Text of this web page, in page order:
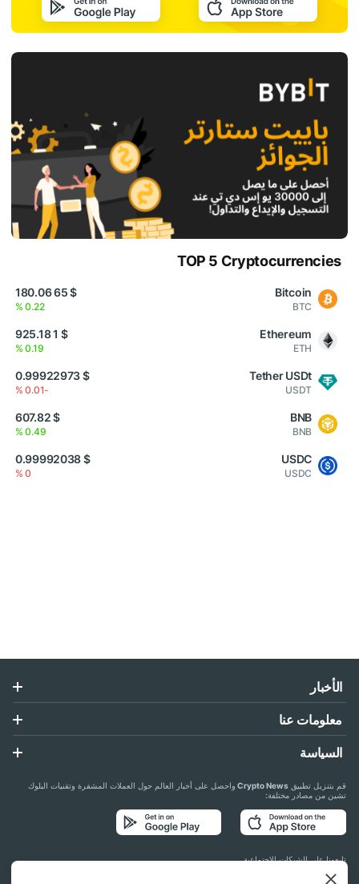
TOP 5 Cryptocurrencies
Bitcoin
BTC
$ 65 180.06
0.22 %
Ethereum
ETH
$ 1 925.18
0.19 %
Tether USDt
USDT
$ 0.99922973
-0.01 %
BNB
BNB
$ 607.82
0.49 %
USDC
USDC
$ 0.99992038
0 %
الأخبار
معلومات عنا
السياسة
قم بتنزيل تطبيق Crypto News واحصل على أخبار العالم حول العملات المشفرة وتقنيات البلوك
تشين من مصادر مختلفة:
تابعونا على الشبكات الاجتماعية